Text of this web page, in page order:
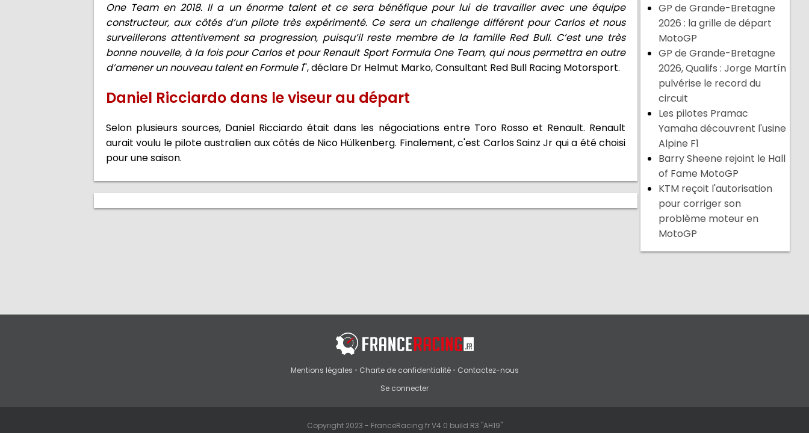
One Team en 2018. Il a un énorme talent et ce sera bénéfique pour lui de travailler avec une équipe
constructeur, aux côtés d’un pilote très expérimenté. Ce sera un challenge différent pour Carlos et nous
surveillerons attentivement sa progression, puisqu’il reste membre de la famille Red Bull. C’est une très
bonne nouvelle, à la fois pour Carlos et pour Renault Sport Formula One Team, qui nous permettra en outre
d’amener un nouveau talent en Formule 1'', déclare Dr Helmut Marko, Consultant Red Bull Racing Motorsport.
Daniel Ricciardo dans le viseur au départ
Selon plusieurs sources, Daniel Ricciardo était dans les négociations entre Toro Rosso et Renault. Renault
aurait voulu le pilote australien aux côtés de Nico Hülkenberg. Finalement, c'est Carlos Sainz Jr qui a été choisi
pour une saison.
GP de Grande-Bretagne
2026 : la grille de départ
MotoGP
GP de Grande-Bretagne
2026, Qualifs : Jorge Martín
pulvérise le record du
circuit
Les pilotes Pramac
Yamaha découvrent l'usine
Alpine F1
Barry Sheene rejoint le Hall
of Fame MotoGP
KTM reçoit l'autorisation
pour corriger son
problème moteur en
MotoGP
Mentions légales • Charte de confidentialité• Contactez-nous
Se connecter
Copyright 2023 - FranceRacing.fr V4.0 build R3 "AH19"